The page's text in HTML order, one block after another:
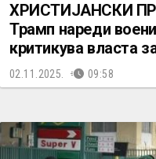
ХРИСТИЈАНСКИ
Трамп нареди
критикува власта
02.11.2025. 09:58